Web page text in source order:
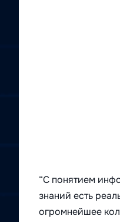
“С понятием
знаний есть
огромнейшее